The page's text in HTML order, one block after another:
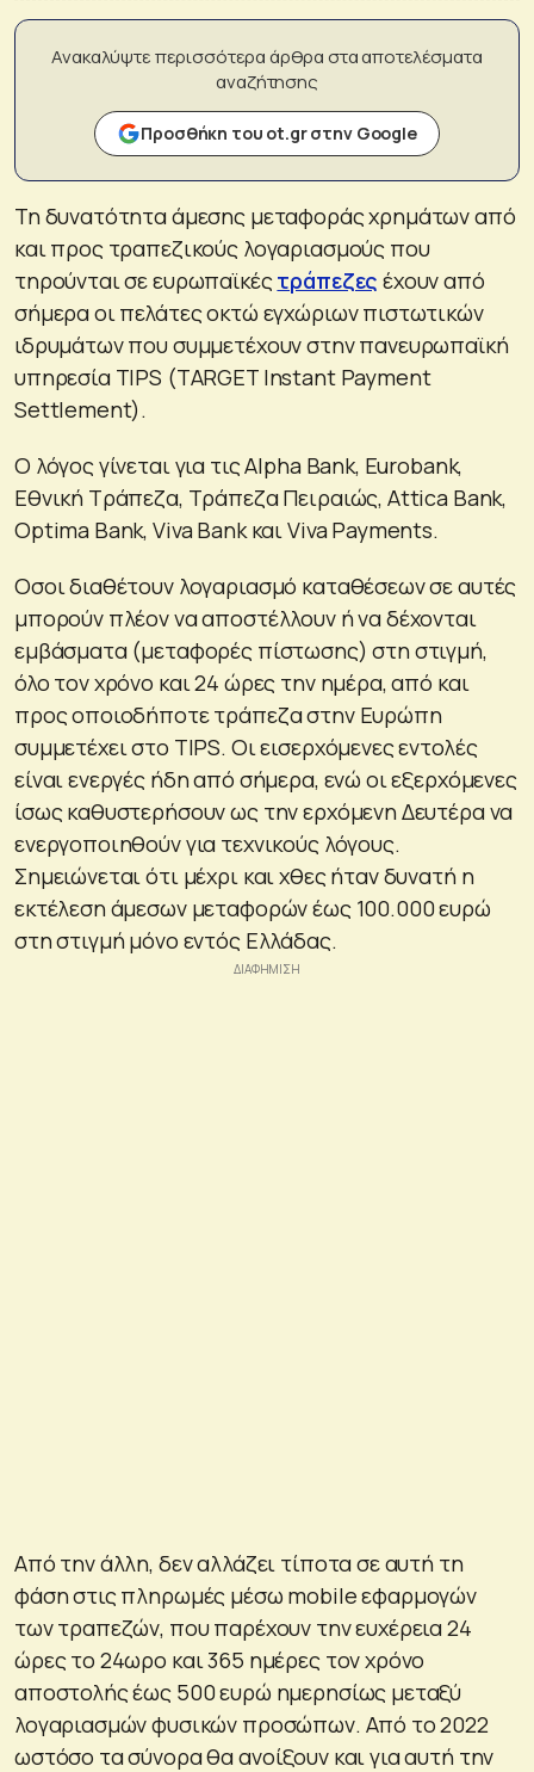
Ανακαλύψτε περισσότερα άρθρα στα αποτελέσματα
αναζήτησης
Προσθήκη του ot.gr στην Google
Τη δυνατότητα άμεσης μεταφοράς χρημάτων από
και προς τραπεζικούς λογαριασμούς που
τηρούνται σε ευρωπαϊκέςτράπεζες έχουν από
σήμερα οι πελάτες οκτώ εγχώριων πιστωτικών
ιδρυμάτων που συμμετέχουν στην πανευρωπαϊκή
υπηρεσία TIPS (TARGET Instant Payment
Settlement).
Ο λόγος γίνεται για τις Alpha Bank, Eurobank,
Εθνική Τράπεζα, Τράπεζα Πειραιώς, Attica Bank,
Optima Bank, Viva Bank και Viva Payments.
Οσοι διαθέτουν λογαριασμό καταθέσεων σε αυτές
μπορούν πλέον να αποστέλλουν ή να δέχονται
εμβάσματα (μεταφορές πίστωσης) στη στιγμή,
όλο τον χρόνο και 24 ώρες την ημέρα, από και
προς οποιοδήποτε τράπεζα στην Ευρώπη
συμμετέχει στο TIPS. Οι εισερχόμενες εντολές
είναι ενεργές ήδη από σήμερα, ενώ οι εξερχόμενες
ίσως καθυστερήσουν ως την ερχόμενη Δευτέρα να
ενεργοποιηθούν για τεχνικούς λόγους.
Σημειώνεται ότι μέχρι και χθες ήταν δυνατή η
εκτέλεση άμεσων μεταφορών έως 100.000 ευρώ
στη στιγμή μόνο εντός Ελλάδας.
Από την άλλη, δεν αλλάζει τίποτα σε αυτή τη
φάση στις πληρωμές μέσω mobile εφαρμογών
των τραπεζών, που παρέχουν την ευχέρεια 24
ώρες το 24ωρο και 365 ημέρες τον χρόνο
αποστολής έως 500 ευρώ ημερησίως μεταξύ
λογαριασμών φυσικών προσώπων. Από το 2022
ωστόσο τα σύνορα θα ανοίξουν και για αυτή την